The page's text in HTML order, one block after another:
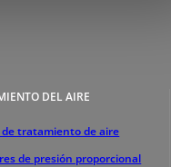
DEL AIRE
de tratamiento de aire
de presión proporcional